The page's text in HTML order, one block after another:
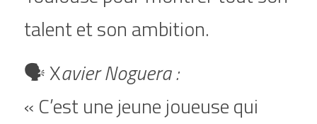
talent et son ambition.
🗣️ Xavier Noguera :
« C’est une jeune joueuse qui